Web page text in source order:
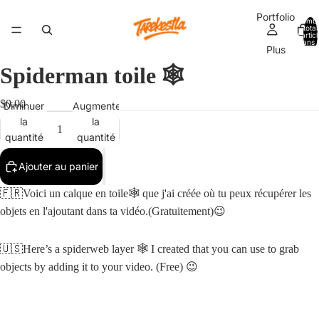
Portfolio
Plus
total
dans
Spiderman toile 🕸️
$0.00
Diminuer
la
quantité
Augmenter
la
quantité
Ajouter au panier
🇫🇷Voici un calque en toile🕸️ que j'ai créée où tu peux récupérer les
objets en l'ajoutant dans ta vidéo.(Gratuitement)😉
🇺🇸Here’s a spiderweb layer 🕸️ I created that you can use to grab
objects by adding it to your video. (Free) 😉